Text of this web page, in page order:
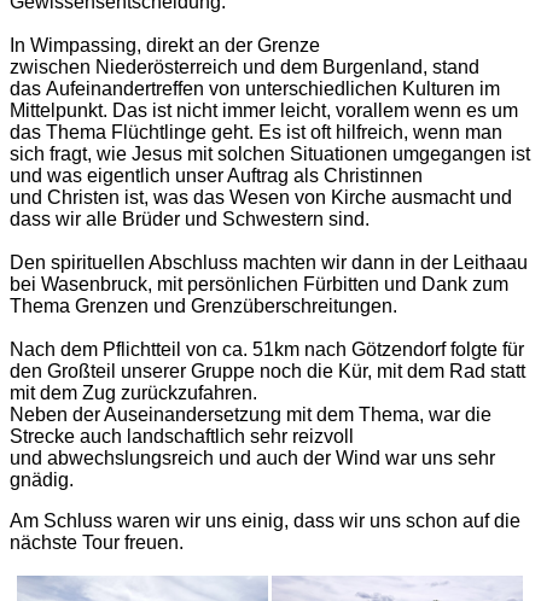
In Wimpassing, direkt an der Grenze
zwischen Niederösterreich und dem Burgenland, stand
das Aufeinandertreffen von unterschiedlichen Kulturen im
Mittelpunkt. Das ist nicht immer leicht, vorallem wenn es um
das Thema Flüchtlinge geht. Es ist oft hilfreich, wenn man
sich fragt, wie Jesus mit solchen Situationen umgegangen ist
und was eigentlich unser Auftrag als Christinnen
und Christen ist, was das Wesen von Kirche ausmacht und
dass wir alle Brüder und Schwestern sind.
Den spirituellen Abschluss machten wir dann in der Leithaau
bei Wasenbruck, mit persönlichen Fürbitten und Dank zum
Thema Grenzen und Grenzüberschreitungen.
Nach dem Pflichtteil von ca. 51km nach Götzendorf folgte für
den Großteil unserer Gruppe noch die Kür, mit dem Rad statt
mit dem Zug zurückzufahren.
Neben der Auseinandersetzung mit dem Thema, war die
Strecke auch landschaftlich sehr reizvoll
und abwechslungsreich und auch der Wind war uns sehr
gnädig.
Am Schluss waren wir uns einig, dass wir uns schon auf die
nächste Tour freuen.